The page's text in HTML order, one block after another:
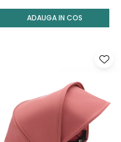
ADAUGA IN COS